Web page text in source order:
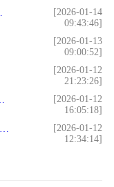
[2026-01-14
09:43:46]
[2026-01-13
09:00:52]
[2026-01-12
21:23:26]
[2026-01-12
16:05:18]
[2026-01-12
12:34:14]